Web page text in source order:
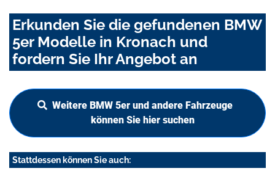
Erkunden Sie die gefundenen BMW
5er Modelle in Kronach und
fordern Sie Ihr Angebot an
Weitere BMW 5er und andere Fahrzeuge
können Sie hier suchen
Stattdessen können Sie auch: